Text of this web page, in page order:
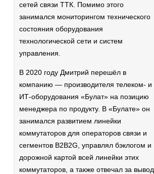
сетей связи ТТК. Помимо этого
занимался мониторингом технического
состояния оборудования
технологической сети и систем
управления.
В 2020 году Дмитрий перешёл в
компанию — производителя телеком- и
ИТ-оборудования «Булат» на позицию
менеджера по продукту. В «Булате» он
занимался развитием линейки
коммутаторов для операторов связи и
сегментов B2B2G, управлял бэклогом и
дорожной картой всей линейки этих
коммутаторов, а также отвечал за вывод